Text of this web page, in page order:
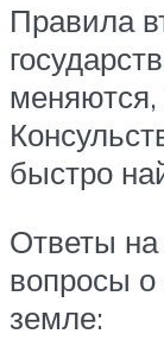
Правила
меняются,
быстро
Ответы
вопросы о
земле: